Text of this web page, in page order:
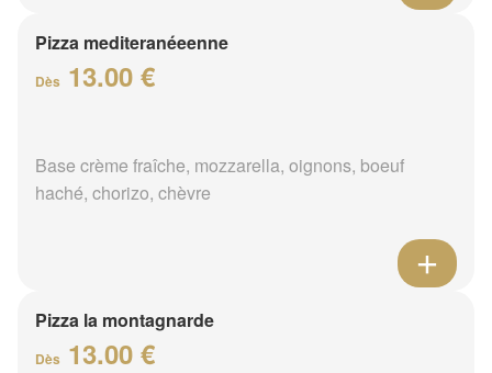
Pizza mediteranéeenne
Dès 13.00 €
Base crème fraîche, mozzarella, oignons, boeuf
haché, chorizo, chèvre
Pizza la montagnarde
Dès 13.00 €